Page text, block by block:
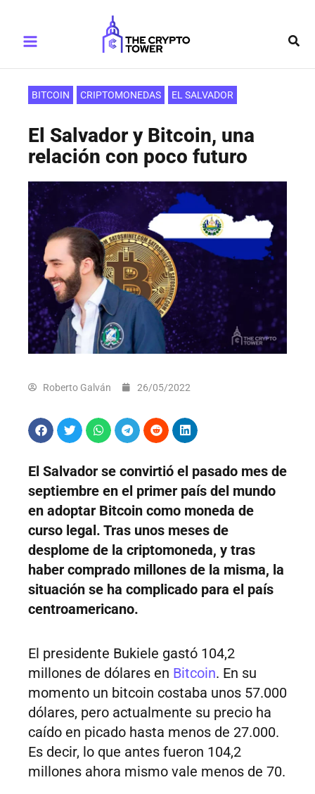
contenido
Menu
BITCOIN CRIPTOMONEDAS EL SALVADOR
El Salvador y Bitcoin, una
relación con poco futuro
Roberto Galván 26/05/2022
El Salvador se convirtió el pasado mes de
septiembre en el primer país del mundo
en adoptar Bitcoin como moneda de
curso legal. Tras unos meses de
desplome de la criptomoneda, y tras
haber comprado millones de la misma, la
situación se ha complicado para el país
centroamericano.
El presidente Bukiele gastó 104,2
millones de dólares en Bitcoin. En su
momento un bitcoin costaba unos 57.000
dólares, pero actualmente su precio ha
caído en picado hasta menos de 27.000.
Es decir, lo que antes fueron 104,2
millones ahora mismo vale menos de 70.